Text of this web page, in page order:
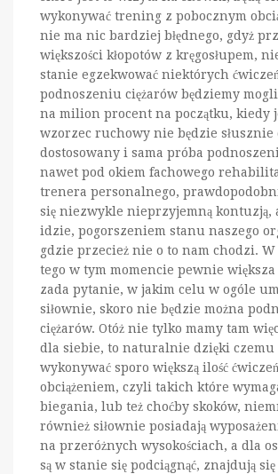
wykonywać trening z pobocznym
nie ma nic bardziej błędnego, gdyż
większości kłopotów z kręgosłupem,
stanie egzekwować niektórych
podnoszeniu ciężarów będziemy
na milion procent na początku, kiedy
wzorzec ruchowy nie będzie słusznie
dostosowany i sama próba
nawet pod okiem fachowego
trenera personalnego,
się niezwykle nieprzyjemną kontuzją,
idzie, pogorszeniem stanu naszego
gdzie przecież nie o to nam chodzi. W
tego w tym momencie pewnie większa
zada pytanie, w jakim celu w ogóle
siłownie, skoro nie będzie można
ciężarów. Otóż nie tylko mamy tam
dla siebie, to naturalnie dzięki czemu
wykonywać sporo większą ilość
obciążeniem, czyli takich które
biegania, lub też choćby skoków,
również siłownie posiadają
na przeróżnych wysokościach, a dla
są w stanie się podciągnąć, znajdują